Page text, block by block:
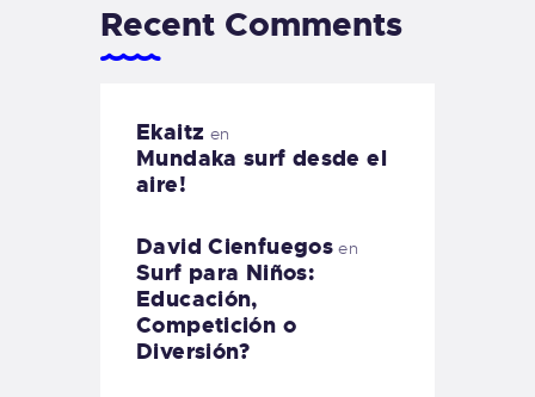
Recent Comments
Ekaitz en
Mundaka surf desde el
aire!
David Cienfuegos en
Surf para Niños:
Educación,
Competición o
Diversión?